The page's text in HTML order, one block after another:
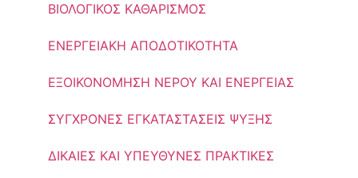
ΒΙΟΛΟΓΙΚΟΣ ΚΑΘΑΡΙΣΜΟΣ
ΕΝΕΡΓΕΙΑΚΗ ΑΠΟΔΟΤΙΚΟΤΗΤΑ
ΕΞΟΙΚΟΝΟΜΗΣΗ ΝΕΡΟΥ ΚΑΙ ΕΝΕΡΓΕΙΑΣ
ΣΥΓΧΡΟΝΕΣ ΕΓΚΑΤΑΣΤΑΣΕΙΣ ΨΥΞΗΣ
ΔΙΚΑΙΕΣ ΚΑΙ ΥΠΕΥΘΥΝΕΣ ΠΡΑΚΤΙΚΕΣ